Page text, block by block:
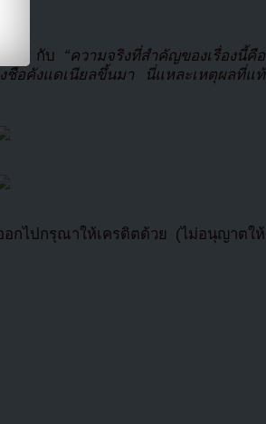
กับ
“ความจริงที่สำคัญของเรื่องนี้คือ
อคังแดเนียลขึ้นมา นี่แหละเหตุผลที่แท้
กไปกรุณาให้เครดิตด้วย (ไม่อนุญาตให้